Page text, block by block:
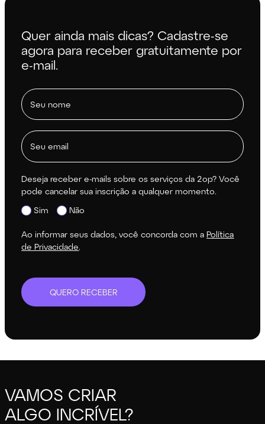
Quer ainda mais dicas? Cadastre-se
agora para receber gratuitamente por
e-mail.
Deseja receber e-mails sobre os serviços da 2op? Você
pode cancelar sua inscrição a qualquer momento.
Sim
Não
Ao informar seus dados, você concorda com aPolítica
de Privacidade.
QUERO RECEBER
VAMOS CRIAR
ALGO INCRÍVEL?